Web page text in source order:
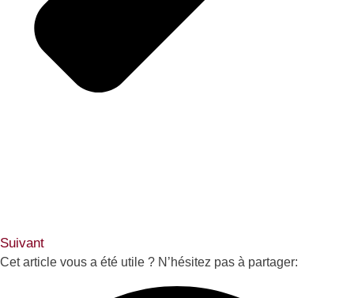
Suivant
Cet article vous a été utile ? N’hésitez pas à partager: